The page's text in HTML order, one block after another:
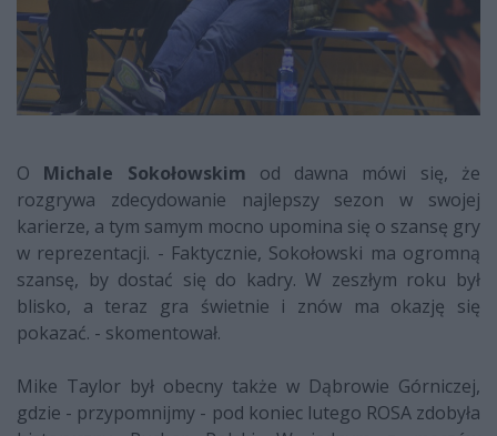
O Michale Sokołowskim od dawna mówi się, że
rozgrywa zdecydowanie najlepszy sezon w swojej
karierze, a tym samym mocno upomina się o szansę gry
w reprezentacji. - Faktycznie, Sokołowski ma ogromną
szansę, by dostać się do kadry. W zeszłym roku był
blisko, a teraz gra świetnie i znów ma okazję się
pokazać. - skomentował.
Mike Taylor był obecny także w Dąbrowie Górniczej,
gdzie - przypomnijmy - pod koniec lutego ROSA zdobyła